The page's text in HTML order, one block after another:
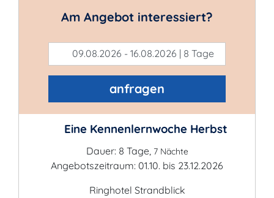
Am Angebot interessiert?
09.08.2026 - 16.08.2026 | 8 Tage
anfragen
Eine Kennenlernwoche Herbst
Dauer: 8 Tage, 7 Nächte
Angebotszeitraum: 01.10. bis 23.12.2026
Ringhotel Strandblick